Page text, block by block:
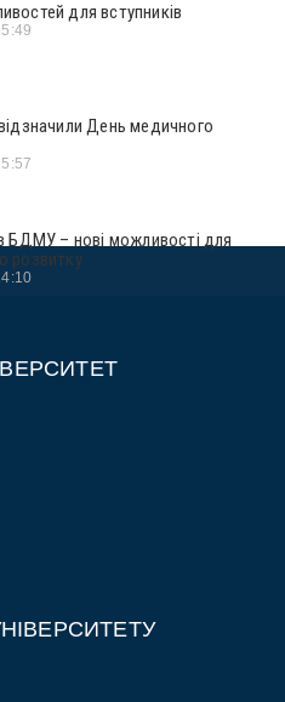
для вступників
День медичного
БДМУ – нові можливості для
розвитку